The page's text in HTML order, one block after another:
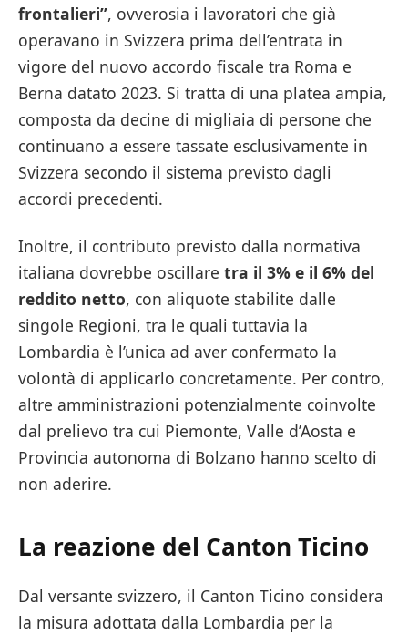
frontalieri”, ovverosia i lavoratori che già
operavano in Svizzera prima dell’entrata in
vigore del nuovo accordo fiscale tra Roma e
Berna datato 2023. Si tratta di una platea ampia,
composta da decine di migliaia di persone che
continuano a essere tassate esclusivamente in
Svizzera secondo il sistema previsto dagli
accordi precedenti.
Inoltre, il contributo previsto dalla normativa
italiana dovrebbe oscillare tra il 3% e il 6% del
reddito netto, con aliquote stabilite dalle
singole Regioni, tra le quali tuttavia la
Lombardia è l’unica ad aver confermato la
volontà di applicarlo concretamente. Per contro,
altre amministrazioni potenzialmente coinvolte
dal prelievo tra cui Piemonte, Valle d’Aosta e
Provincia autonoma di Bolzano hanno scelto di
non aderire.
La reazione del Canton Ticino
Dal versante svizzero, il Canton Ticino considera
la misura adottata dalla Lombardia per la